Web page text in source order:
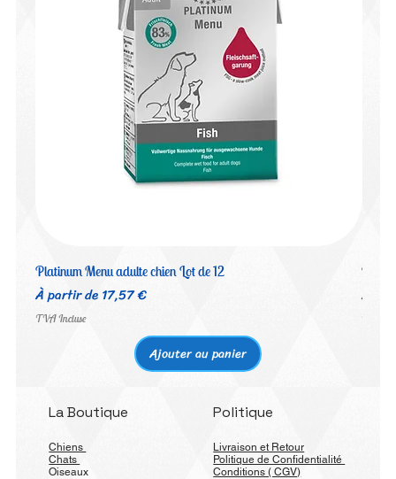
Platinum Menu adulte chien Lot de 12
À partir de17,57 €
Prix promotionnel
TVA Incluse
Ajouter au panier
À
Prix
TVA
La Boutique
Chiens
Chats
Oiseaux
Politique
Livraison et Retour
Politique de Confidentialité
Conditions ( CGV)